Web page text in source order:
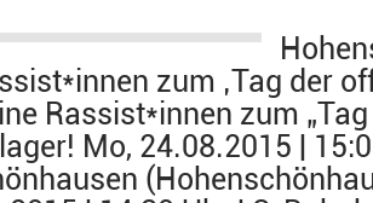
zum ‚Tag der
Rassist*innen zum
Mo, 24.08.2015 |